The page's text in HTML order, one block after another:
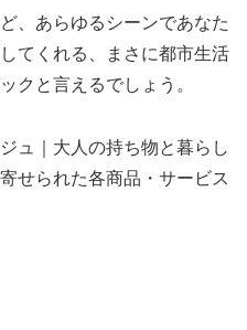
、あらゆるシーンであなた
てくれる、まさに都市生活
クと言えるでしょう。
ュ｜大人の持ち物と暮らし
せられた各商品・サービス